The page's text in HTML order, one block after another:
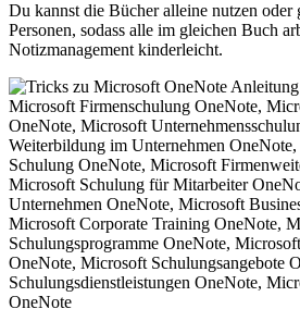
Du kannst die Bücher alleine nutzen oder
Personen, sodass alle im gleichen Buch
Notizmanagement kinderleicht.